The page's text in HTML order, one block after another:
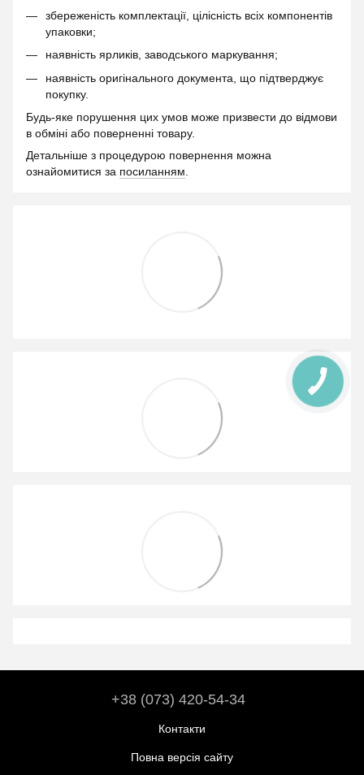
збереженість комплектації, цілісність всіх компонентів
упаковки;
наявність ярликів, заводського маркування;
наявність оригінального документа, що підтверджує
покупку.
Будь-яке порушення цих умов може призвести до відмови
в обміні або поверненні товару.
Детальніше з процедурою повернення можна
ознайомитися за посиланням
+38 (073) 420-54-34
Контакти
Повна версія сайту